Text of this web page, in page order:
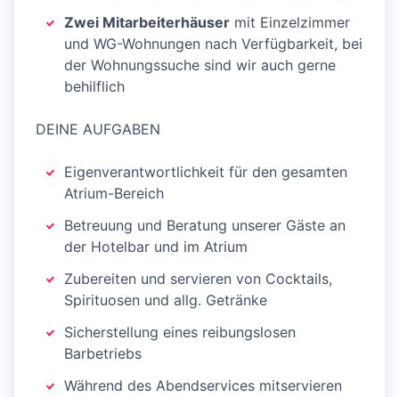
Zwei Mitarbeiterhäuser mit Einzelzimmer
und WG-Wohnungen nach Verfügbarkeit, bei
der Wohnungssuche sind wir auch gerne
behilflich
DEINE AUFGABEN
Eigenverantwortlichkeit für den gesamten
Atrium-Bereich
Betreuung und Beratung unserer Gäste an
der Hotelbar und im Atrium
Zubereiten und servieren von Cocktails,
Spirituosen und allg. Getränke
Sicherstellung eines reibungslosen
Barbetriebs
Während des Abendservices mitservieren